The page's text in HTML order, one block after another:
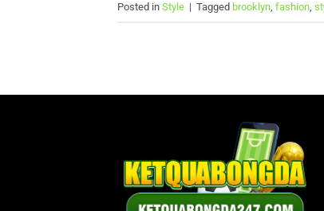
Posted in Style | Tagged brooklyn, fashion,